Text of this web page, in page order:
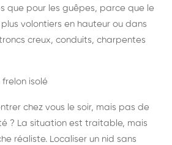
que pour les guêpes, parce que le
volontiers en hauteur ou dans
creux, conduits, charpentes
isolé
chez vous le soir, mais pas de
? La situation est traitable, mais
réaliste. Localiser un nid sans